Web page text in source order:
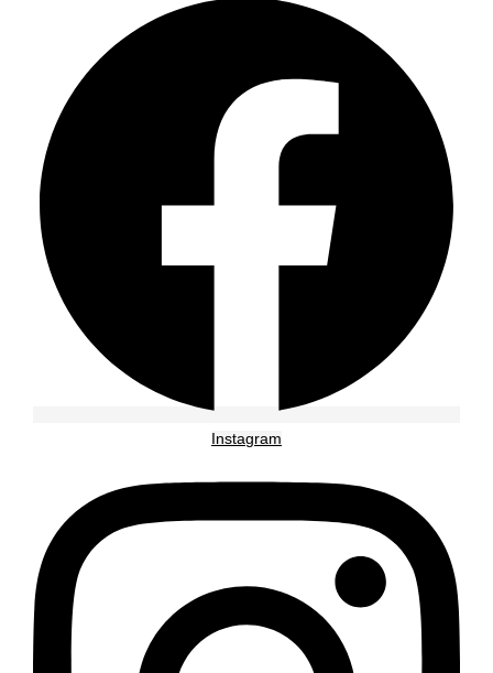
Instagram